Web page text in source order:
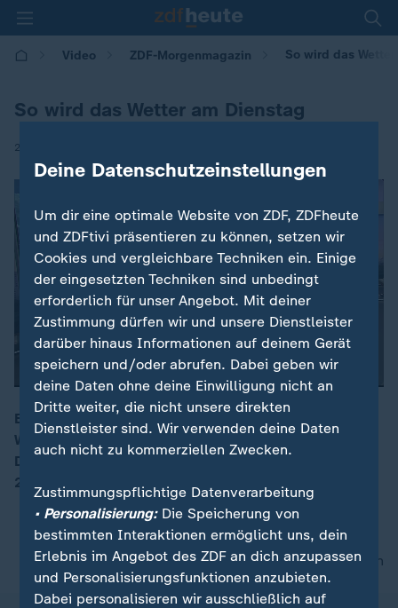
Video ZDF-Morgenmagazin So wird das
So wird das Wetter am Dienstag
27.05.2025 | 05:30
00:16
Ein Tiefdruckgebiet aus Nordwest bringt Regen und
Wind über den Tag. Ganz im Osten bleibt es trocken.
Die Tageshöchsttemperaturen liegen zwischen 16 und
22 Grad.
nach oben
Deine Datenschutzeinstellungen
Um dir eine optimale Website von ZDF, ZDFheute
und ZDFtivi präsentieren zu können, setzen wir
Cookies und vergleichbare Techniken ein. Einige
der eingesetzten Techniken sind unbedingt
erforderlich für unser Angebot. Mit deiner
Zustimmung dürfen wir und unsere Dienstleister
darüber hinaus Informationen auf deinem Gerät
speichern und/oder abrufen. Dabei geben wir
deine Daten ohne deine Einwilligung nicht an
Dritte weiter, die nicht unsere direkten
Dienstleister sind. Wir verwenden deine Daten
auch nicht zu kommerziellen Zwecken.
Zustimmungspflichtige Datenverarbeitung
• Personalisierung:Die Speicherung von
bestimmten Interaktionen ermöglicht uns, dein
Erlebnis im Angebot des ZDF an dich anzupassen
und Personalisierungsfunktionen anzubieten.
Dabei personalisieren wir ausschließlich auf